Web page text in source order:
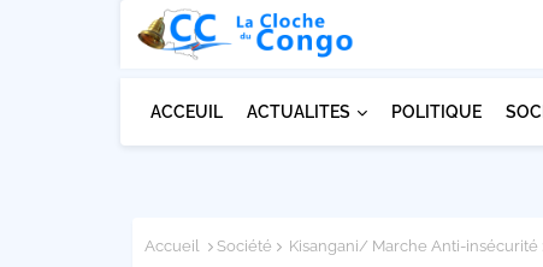
ACCEUIL ACTUALITES POLITIQUE
Accueil Société Kisangani/ Marche Anti-insécurité